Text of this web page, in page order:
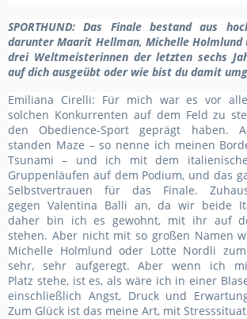
SPORTHUND: Das Finale bestand aus
darunter Maarit Hellman, Michelle Holmlund
drei Weltmeisterinnen der letzten sechs
auf dich ausgeübt oder wie bist du damit
Emiliana Cirelli: Für mich war esvor
solchen Konkurrenten auf dem Feld zu
den Obedience-Sport geprägt haben.
standen Maze – so nenne ich meinen
Tsunami–
und ich mit dem
Gruppenläufen auf dem Podium, und das
Selbstvertrauen für das Finale.
gegen Valentina Balli an, da wir beide
daher bin ich es gewohnt, mit ihr auf
stehen. Aber nicht mit so großen Namen
Michelle Holmlund oder Lotte Nordli
sehr, sehr aufgeregt. Aber wenn ich
Platz stehe, ist es, als wäre ich in einer
einschließlich Angst, Druck und
Zum Glück ist das meine Art, mit